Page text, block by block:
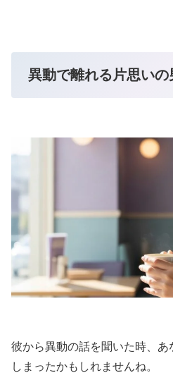
異動で離れる片思いの
彼から異動の話を聞いた時、
しまったかもしれませんね。